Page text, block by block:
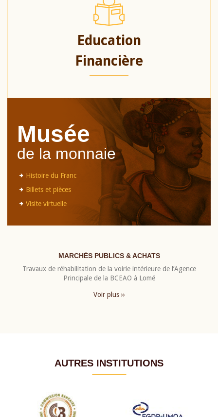
Education
Financière
Musée
de la monnaie
Histoire du Franc
Billets et pièces
Visite virtuelle
MARCHÉS PUBLICS & ACHATS
Travaux de réhabilitation de la voirie intérieure de l’Agence
Principale de la BCEAO à Lomé
Voir plus ››
AUTRES INSTITUTIONS